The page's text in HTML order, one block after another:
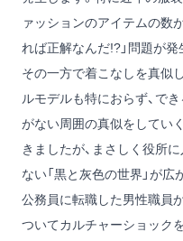
ァッションのアイテムの数
れば正解なんだ!?」問題が発
その一方で着こなしを真似
ルモデルも特におらず、で
がない周囲の真似をしてい
きましたが、まさしく役所
ない「黒と灰色の世界」が
公務員に転職した男性職員
ついてカルチャーショック